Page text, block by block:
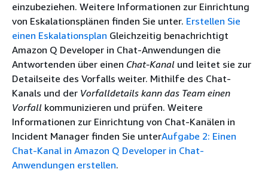
einzubeziehen. Weitere Informationen zur Einrichtung
von Eskalationsplänen finden Sie unter. Erstellen Sie
einen Eskalationsplan Gleichzeitig benachrichtigt
Amazon Q Developer in Chat-Anwendungen die
Antwortenden über einen Chat-Kanal und leitet sie zur
Detailseite des Vorfalls weiter. Mithilfe des Chat-
Kanals und der Vorfalldetails kann das Team einen
Vorfall kommunizieren und prüfen. Weitere
Informationen zur Einrichtung von Chat-Kanälen in
Incident Manager finden Sie unterAufgabe 2: Einen
Chat-Kanal in Amazon Q Developer in Chat-
Anwendungen erstellen.